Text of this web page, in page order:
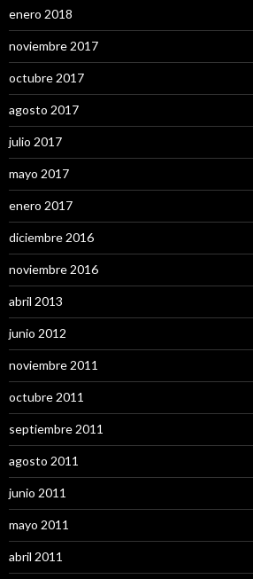
enero 2018
noviembre 2017
octubre 2017
agosto 2017
julio 2017
mayo 2017
enero 2017
diciembre 2016
noviembre 2016
abril 2013
junio 2012
noviembre 2011
octubre 2011
septiembre 2011
agosto 2011
junio 2011
mayo 2011
abril 2011